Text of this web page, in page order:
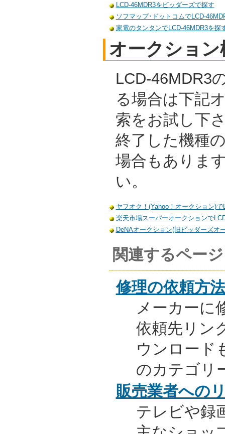
LCD-46MDR3をビッダーズで探す
ソフマップ･ドットコムでLCD-
家電のタンタンでLCD-46MDR3を探
オークション
LCD-46MDR3
る場合は下記
索をお試し下
終了した機種
場合もありま
い。
ヤフオク！(Yahoo！オークション)
楽天市場スーパーオークションで
DeNAオークション(旧ビッダーズオ
関連するページ
修理の依頼方法
メーカーに
依頼先リン
ウンロード
のカテゴリ
販売業者への
テレビや録